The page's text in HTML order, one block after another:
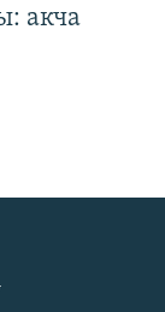
акча